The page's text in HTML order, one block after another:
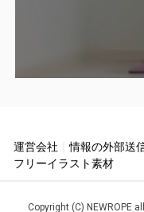
運営会社 ｜情報の外部送
フリーイラスト素材
Copyright (C) NEWROPE